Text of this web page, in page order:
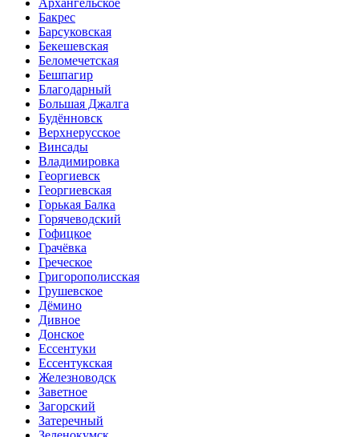
Архангельское
Бакрес
Барсуковская
Бекешевская
Беломечетская
Бешпагир
Благодарный
Большая Джалга
Будённовск
Верхнерусское
Винсады
Владимировка
Георгиевск
Георгиевская
Горькая Балка
Горячеводский
Гофицкое
Грачёвка
Греческое
Григорополисская
Грушевское
Дёмино
Дивное
Донское
Ессентуки
Ессентукская
Железноводск
Заветное
Загорский
Затеречный